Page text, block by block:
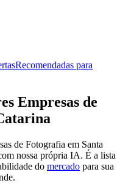
Recomendadas para
Empresas de
de Fotografia em Santa
nossa própria IA. É a lista
do mercado para sua